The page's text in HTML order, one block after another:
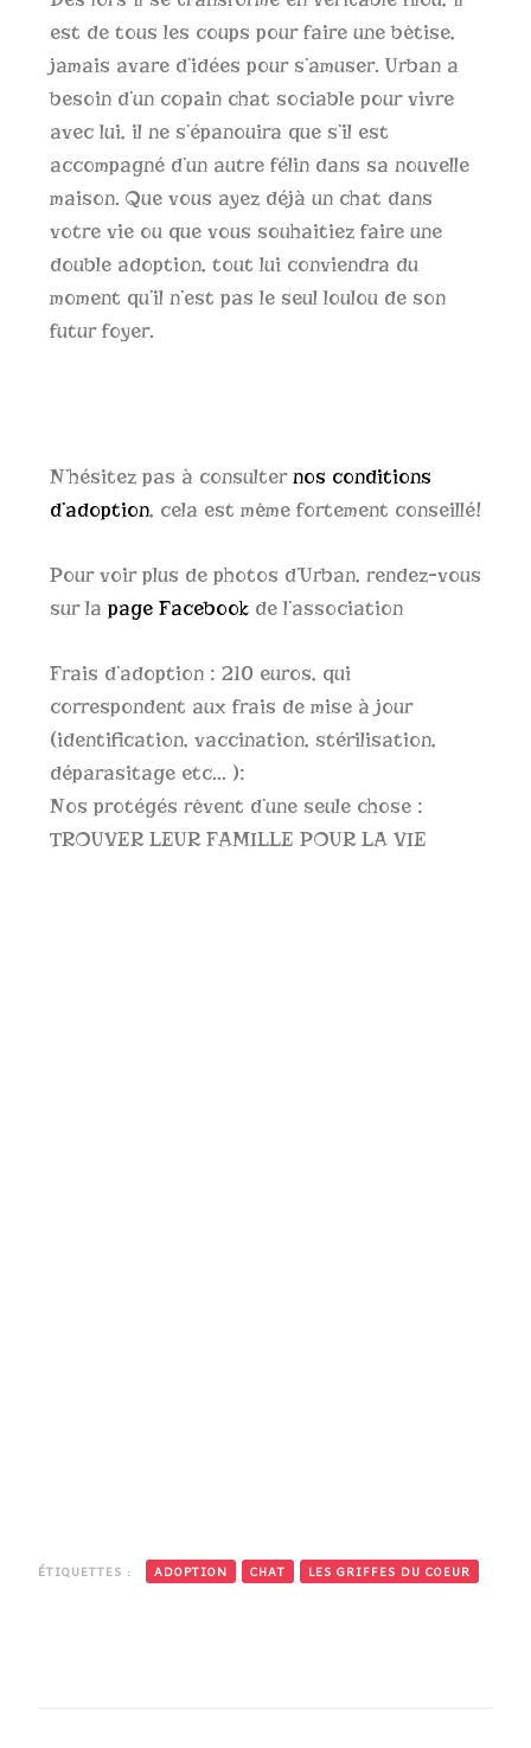
est de tous les coups pour faire une bêtise,
jamais avare d’idées pour s’amuser. Urban a
besoin d’un copain chat sociable pour vivre
avec lui, il ne s’épanouira que s’il est
accompagné d’un autre félin dans sa nouvelle
maison. Que vous ayez déjà un chat dans
votre vie ou que vous souhaitiez faire une
double adoption, tout lui conviendra du
moment qu’il n’est pas le seul loulou de son
futur foyer.
N’hésitez pas à consulternos conditions
d’adoption, cela est même fortement conseillé!
Pour voir plus de photos d’Urban, rendez-vous
sur lapage Facebook de l’association
Frais d’adoption : 210 euros, qui
correspondent aux frais de mise à jour
(identification, vaccination, stérilisation,
déparasitage etc… ):
Nos protégés rêvent d’une seule chose :
TROUVER LEUR FAMILLE POUR LA VIE
ÉTIQUETTES : ADOPTION CHAT LES GRIFFES DU COEUR